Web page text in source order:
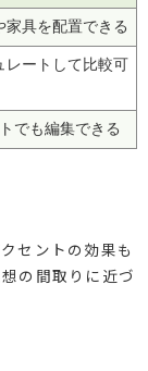
家具を配置できる
レートして比較可
でも編集できる
セントの効果も
の間取りに近づ